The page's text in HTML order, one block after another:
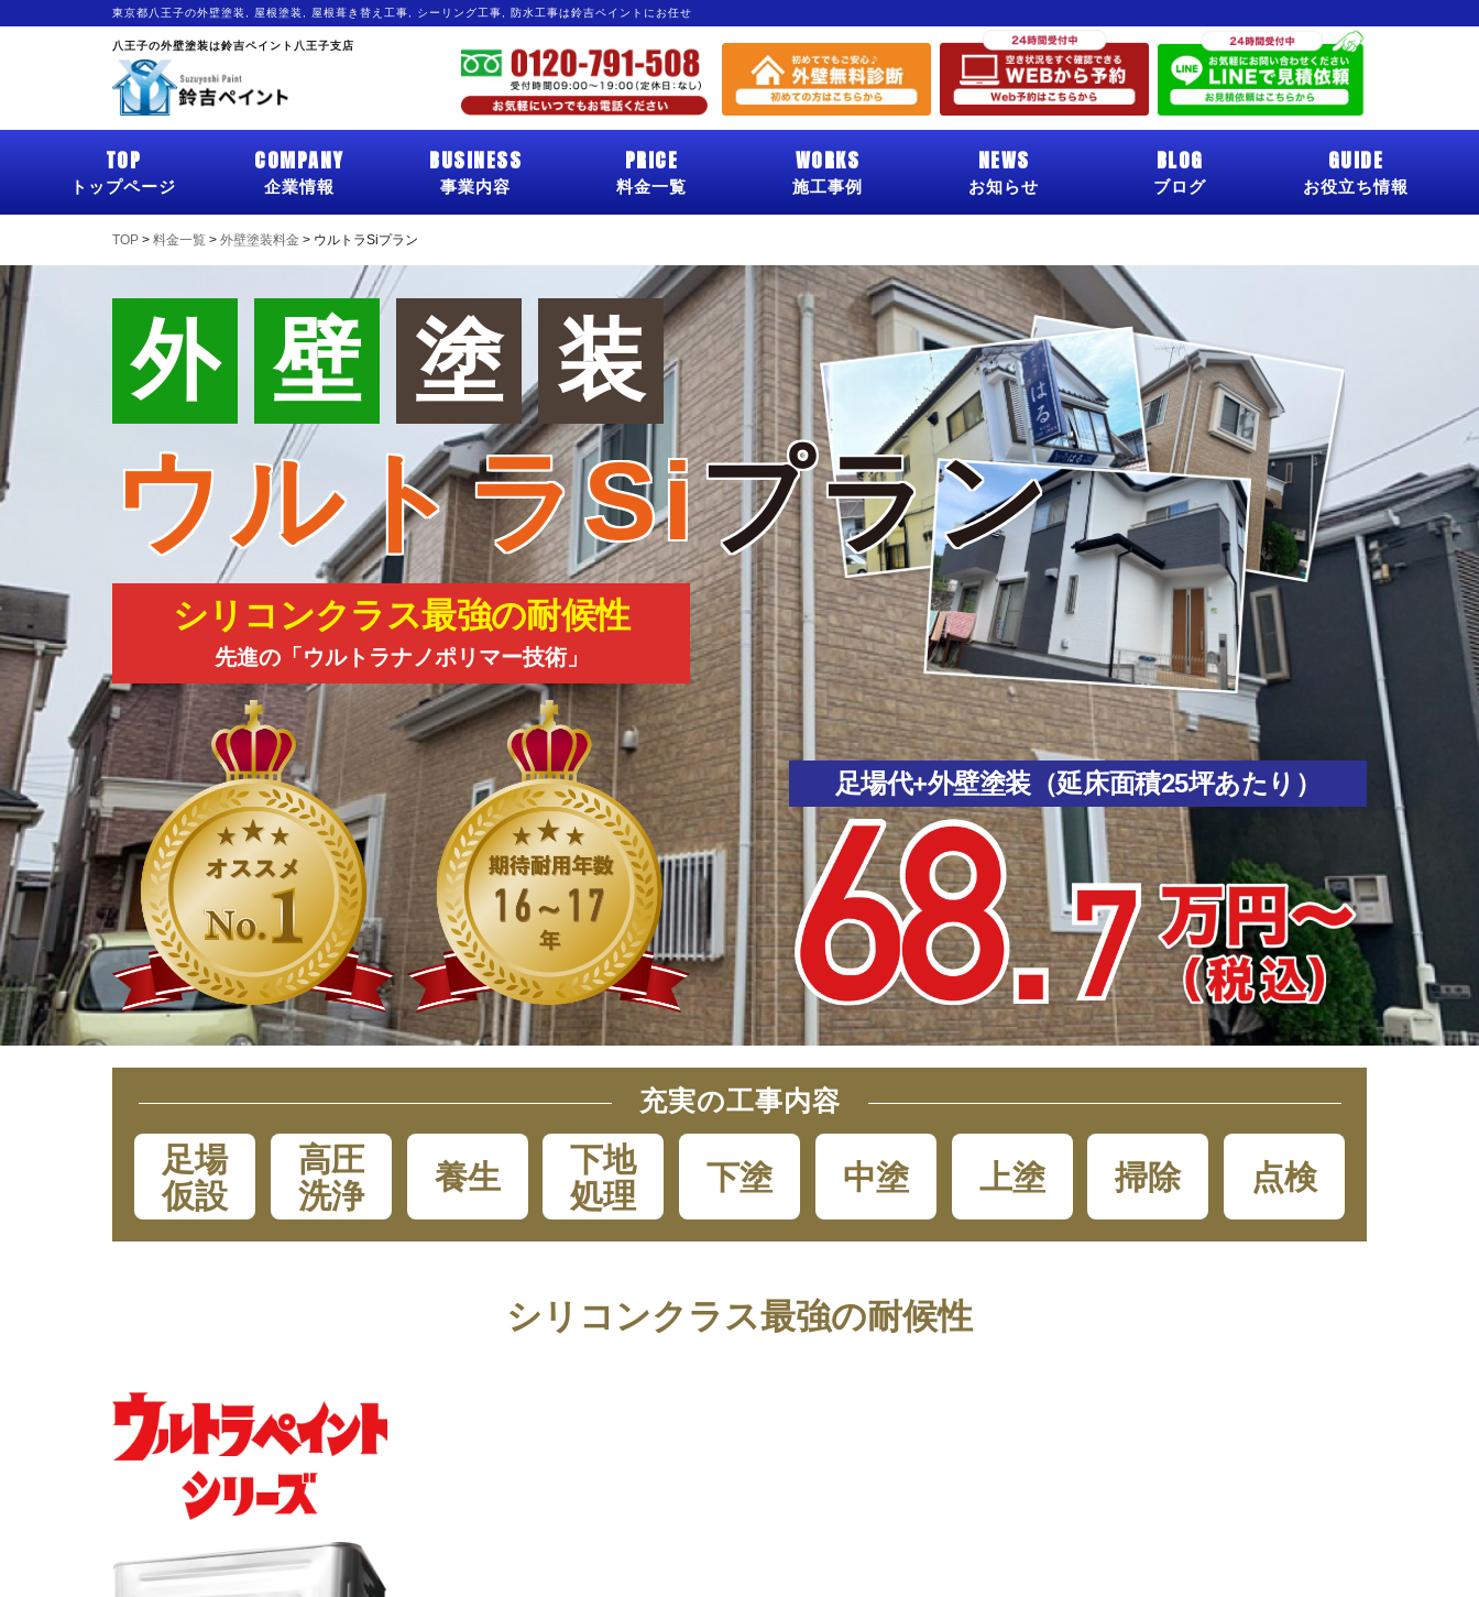
東京都八王子の外壁塗装, 屋根塗装, 屋根葺き替え工事, シーリング工事, 防水工事は鈴吉ペイントにお任せ
八王子の外壁塗装は鈴吉ペイント八王子支店
TOP
トップページ
COMPANY
企業情報
BUSINESS
事業内容
PRICE
料金一覧
WORKS
施工事例
NEWS
お知らせ
BLOG
ブログ
GUIDE
お役立ち情報
TOP > 料金一覧 > 外壁塗装料金 > ウルトラSiプラン
外 壁 塗 装
ウルトラSiプラン
シリコンクラス最強の耐候性
先進の「ウルトラナノポリマー技術」
足場代+外壁塗装（延床面積25坪あたり）
充実の工事内容
足場
仮設
高圧
洗浄
養生
下地
処理
下塗 中塗 上塗 掃除 点検
シリコンクラス最強の耐候性